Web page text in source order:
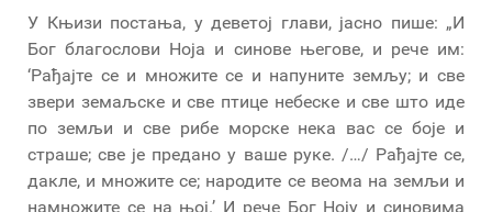
У Књизи постања, у деветој глави, јасно пише: „И
Бог благослови Ноја и синове његове, и рече им:
‘Рађајте се и множите се и напуните земљу; и све
звери земаљске и све птице небеске и све што иде
по земљи и све рибе морске нека вас се боје и
страше; све је предано у ваше руке. /…/ Рађајте се,
дакле, и множите се; народите се веома на земљи и
намножите се на њој.’ И рече Бог Ноју и синовима